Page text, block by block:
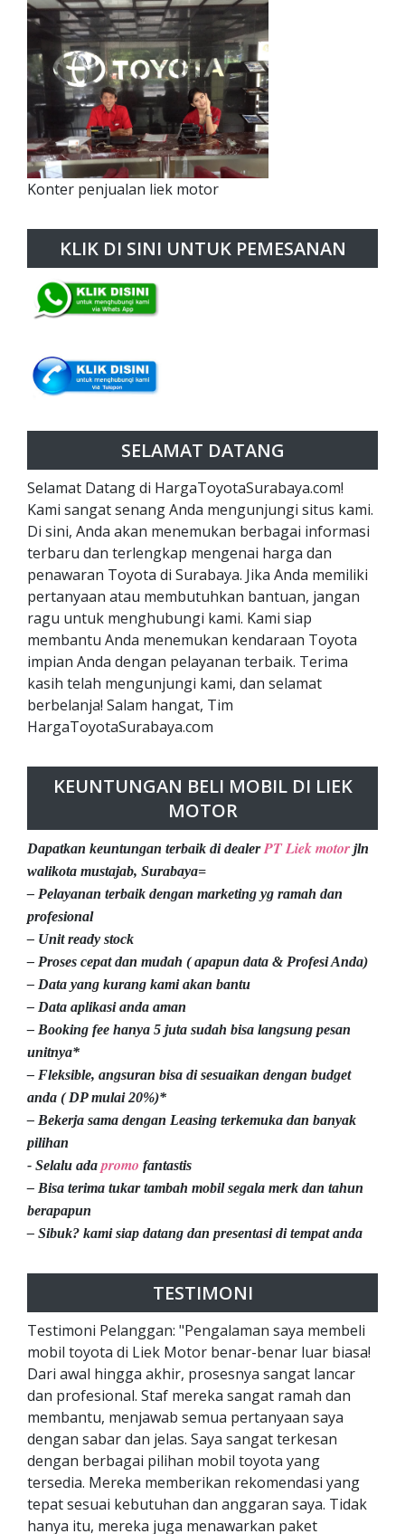
Konter penjualan liek motor
KLIK DI SINI UNTUK PEMESANAN
SELAMAT DATANG
Selamat Datang di HargaToyotaSurabaya.com!
Kami sangat senang Anda mengunjungi situs kami.
Di sini, Anda akan menemukan berbagai informasi
terbaru dan terlengkap mengenai harga dan
penawaran Toyota di Surabaya. Jika Anda memiliki
pertanyaan atau membutuhkan bantuan, jangan
ragu untuk menghubungi kami. Kami siap
membantu Anda menemukan kendaraan Toyota
impian Anda dengan pelayanan terbaik. Terima
kasih telah mengunjungi kami, dan selamat
berbelanja! Salam hangat, Tim
HargaToyotaSurabaya.com
KEUNTUNGAN BELI MOBIL DI LIEK
MOTOR
Dapatkan keuntungan terbaik di dealerPT Liek motor jln
walikota mustajab, Surabaya=
– Pelayanan terbaik dengan marketing yg ramah dan
profesional
– Unit ready stock
– Proses cepat dan mudah ( apapun data & Profesi Anda)
– Data yang kurang kami akan bantu
– Data aplikasi anda aman
– Booking fee hanya 5 juta sudah bisa langsung pesan
unitnya*
– Fleksible, angsuran bisa di sesuaikan dengan budget
anda ( DP mulai 20%)*
– Bekerja sama dengan Leasing terkemuka dan banyak
pilihan
- Selalu ada promo fantastis
– Bisa terima tukar tambah mobil segala merk dan tahun
berapapun
– Sibuk? kami siap datang dan presentasi di tempat anda
TESTIMONI
Testimoni Pelanggan: "Pengalaman saya membeli
mobil toyota di Liek Motor benar-benar luar biasa!
Dari awal hingga akhir, prosesnya sangat lancar
dan profesional. Staf mereka sangat ramah dan
membantu, menjawab semua pertanyaan saya
dengan sabar dan jelas. Saya sangat terkesan
dengan berbagai pilihan mobil toyota yang
tersedia. Mereka memberikan rekomendasi yang
tepat sesuai kebutuhan dan anggaran saya. Tidak
hanya itu, mereka juga menawarkan paket